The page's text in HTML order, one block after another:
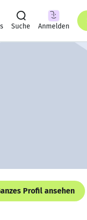
Suche Anmelden
Profil ansehen